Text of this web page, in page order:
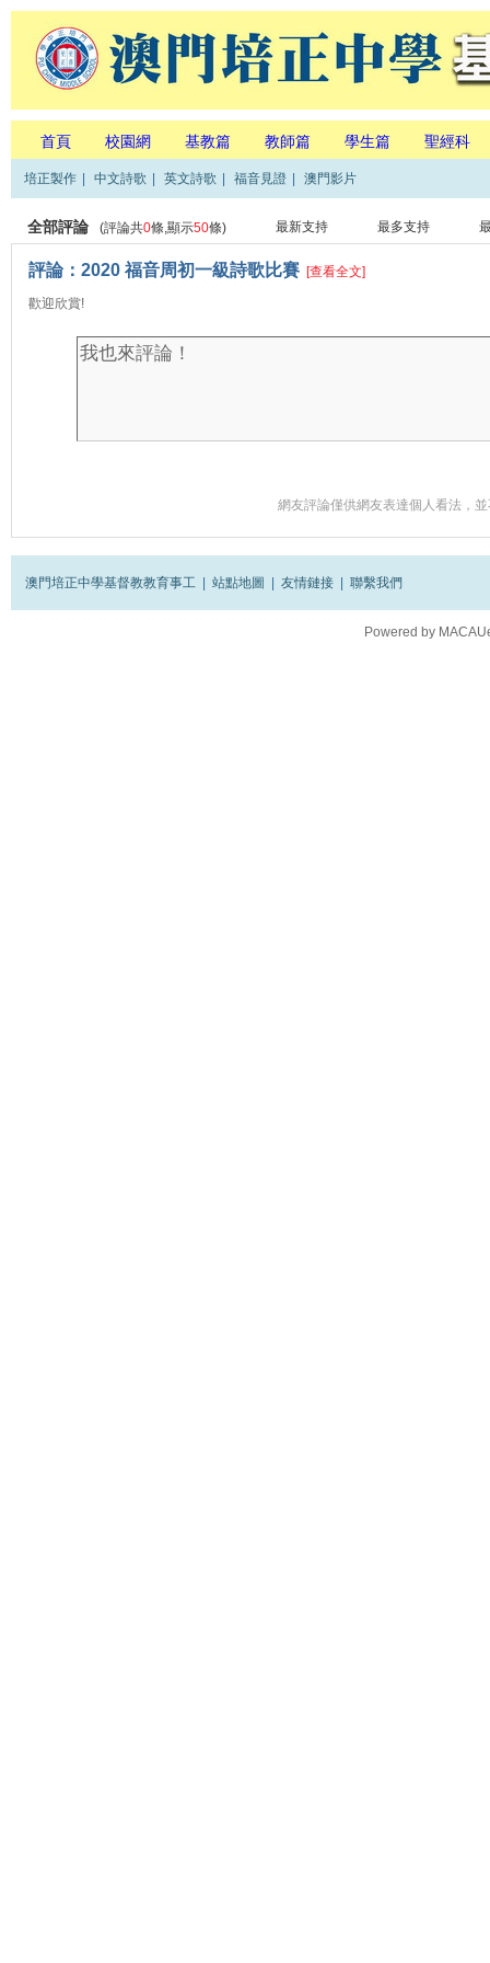
首頁 校園網 基教篇 教師篇 學生篇 聖經科
培正製作 中文詩歌 英文詩歌 福音見證 澳門影片
全部評論 (評論共0條,顯示50條) 最新支持 最多支持
評論：2020 福音周初一級詩歌比賽 [查看全文]
歡迎欣賞!
網友評論僅供網友表達個人看法，
澳門培正中學基督教教育事工 站點地圖 友情鏈接 聯繫我們
Powered by